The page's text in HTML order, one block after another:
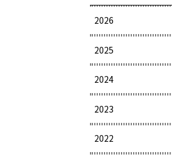
2026
2025
2024
2023
2022